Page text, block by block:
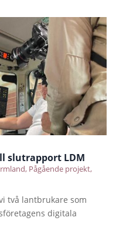
slutrapport LDM
, Pågående projekt,
två lantbrukare som
digitala